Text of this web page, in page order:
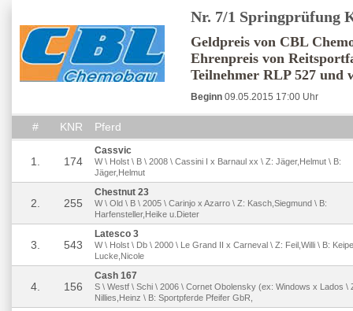
Nr. 7/1 Springprüfung
Geldpreis von CBL
Ehrenpreis von
Teilnehmer RLP 527 und
Beginn 09.05.2015 17:00 Uhr
# KNR Pferd
1. 174
Cassvic
W \ Holst \ B \ 2008 \ Cassini I x Barnaul xx \ Z: Jäger,Helmut \ B:
Jäger,Helmut
2. 255
Chestnut 23
W \ Old \ B \ 2005 \ Carinjo x Azarro \ Z: Kasch,Siegmund \ B:
Harfensteller,Heike u.Dieter
3. 543
Latesco 3
W \ Holst \ Db \ 2000 \ Le Grand II x Carneval \ Z: Feil,Willi \ B:
Lucke,Nicole
4. 156
Cash 167
S \ Westf \ Schi \ 2006 \ Cornet Obolensky (ex: Windows x Lados \
Nillies,Heinz \ B: Sportpferde Pfeifer GbR,